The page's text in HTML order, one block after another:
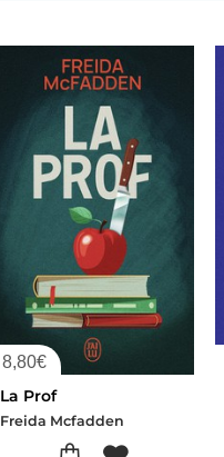
8,80€
La Prof
Freida Mcfadden